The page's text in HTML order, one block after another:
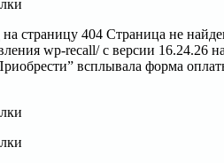
страницу 404 Страница не
wp-recall/ с версии 16.24.26
всплывала форма